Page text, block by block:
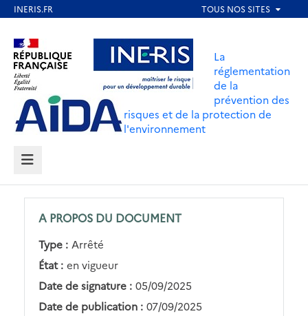
contenu
principal
Aller au contenu Aller au menu
Aller au pied de page
La
réglementation
de la
prévention des
risques et de la protection de
l'environnement
MENU
A PROPOS DU DOCUMENT
Type : Arrêté
État : en vigueur
Date de signature : 05/09/2025
Date de publication : 07/09/2025